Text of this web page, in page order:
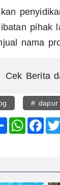
pihak
nama
Cek Berita
# dapur
Share WhatsApp